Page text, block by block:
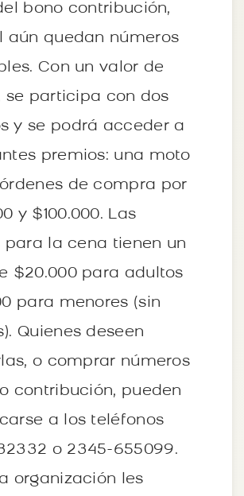
bono contribución,
aún quedan números
Con un valor de
se participa con dos
y se podrá acceder a
premios: una moto
de compra por
y $100.000. Las
para la cena tienen un
$20.000 para adultos
para menores (sin
Quienes deseen
o comprar números
contribución, pueden
a los teléfonos
o 2345-655099.
organización les